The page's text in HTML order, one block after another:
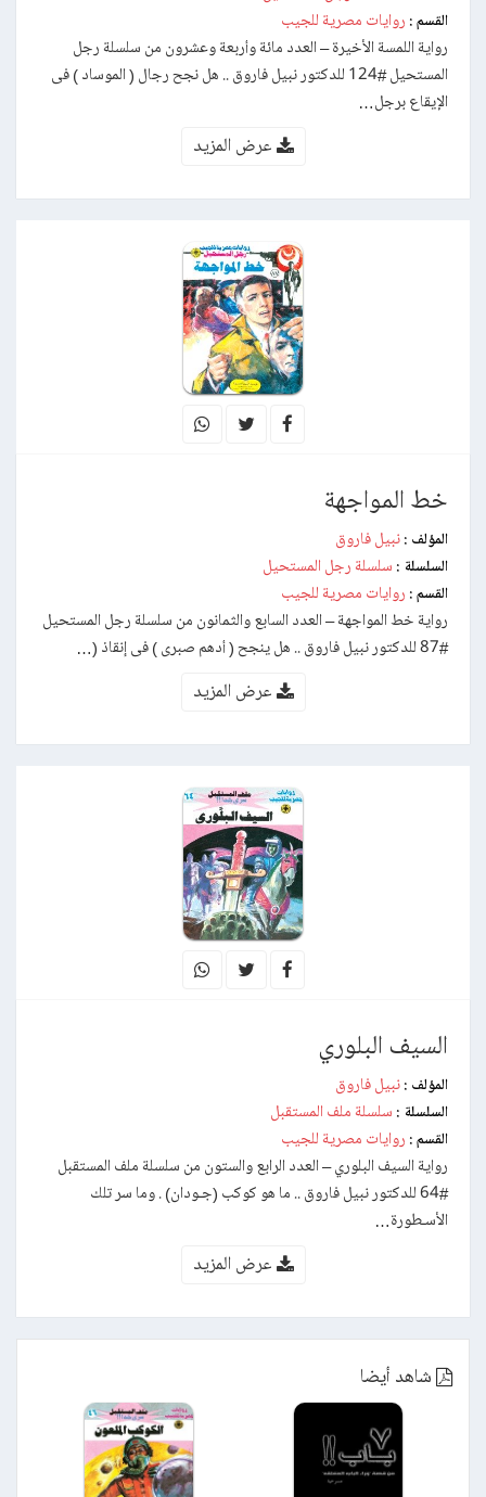
القسم : روايات مصرية للجيب
رواية اللمسة الأخيرة – العدد مائة وأربعة وعشرون من سلسلة رجل
المستحيل #124 للدكتور نبيل فاروق .. هل نجح رجال ( الموساد ) فى
الإيقاع برجل…
عرض المزيد
خط المواجهة
المؤلف : نبيل فاروق
السلسلة : سلسلة رجل المستحيل
القسم : روايات مصرية للجيب
رواية خط المواجهة – العدد السابع والثمانون من سلسلة رجل المستحيل
#87 للدكتور نبيل فاروق .. هل ينجح ( أدهم صبرى ) فى إنقاذ (…
عرض المزيد
السيف البلوري
المؤلف : نبيل فاروق
السلسلة : سلسلة ملف المستقبل
القسم : روايات مصرية للجيب
رواية السيف البلوري – العدد الرابع والستون من سلسلة ملف المستقبل
#64 للدكتور نبيل فاروق .. ما هو كوكب (جـودان) . وما سر تلك
الأسـطورة…
عرض المزيد
شاهد أيضا